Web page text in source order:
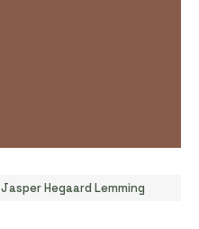
Jasper Hegaard Lemming